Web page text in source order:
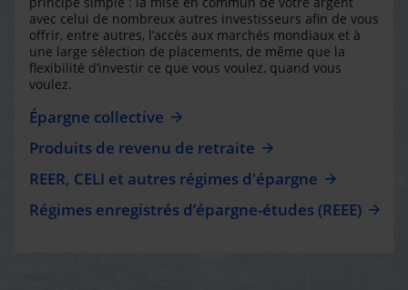
avec celui de nombreux autres investisseurs afin de vous
offrir, entre autres, l’accès aux marchés mondiaux et à
une large sélection de placements, de même que la
flexibilité d’investir ce que vous voulez, quand vous
voulez.
Épargne collective
Produits de revenu de retraite
REER, CELI et autres régimes d'épargne
Régimes enregistrés d’épargne-études (REEE)